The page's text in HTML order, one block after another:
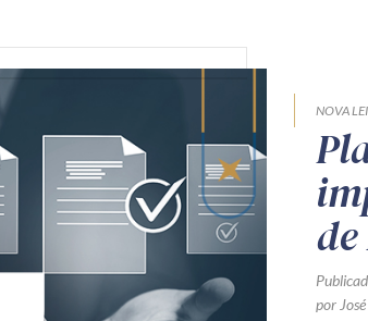
NOVA
por